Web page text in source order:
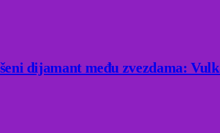
dijamant među zvezdama: